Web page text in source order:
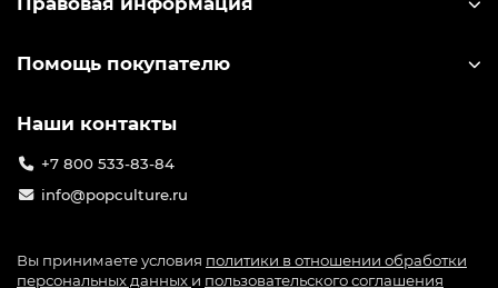
Помощь покупателю
Наши контакты
+7 800 533-83-84
info@popculture.ru
Вы принимаете условия политики в отношении обработки
персональных данных и пользовательского соглашения